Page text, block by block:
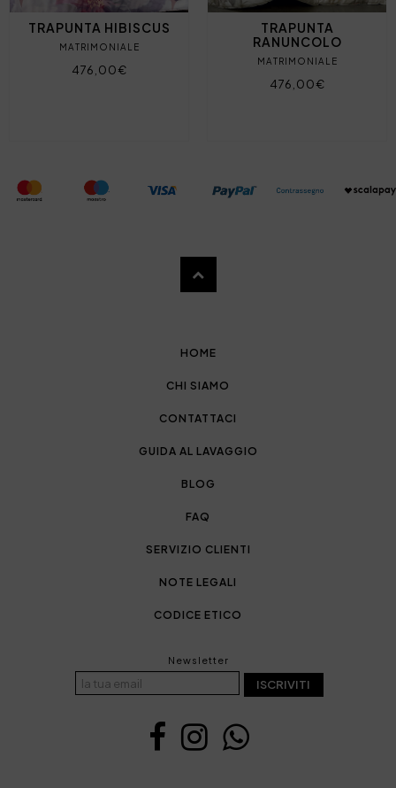
TRAPUNTA HIBISCUS
MATRIMONIALE
476,00€
TRAPUNTA
RANUNCOLO
MATRIMONIALE
476,00€
HOME
CHI SIAMO
CONTATTACI
GUIDA AL LAVAGGIO
BLOG
FAQ
SERVIZIO CLIENTI
NOTE LEGALI
CODICE ETICO
Newsletter
ISCRIVITI